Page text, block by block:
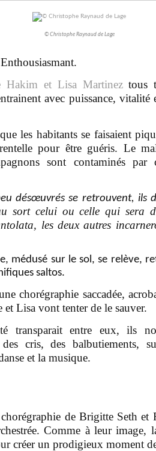
© Christophe Raynaud de Lage
Hakim et Lisa Martineztous
avec puissance, vitalité
les habitants se faisaient
pour être guéris. Le
sont contaminés par
désœuvrés se retrouvent, ils
sort celui ou celle qui sera
les deux autres
médusé sur le sol, se relève,
saltos.
chorégraphie saccadée,
et Lisa vont tenter de le sauver.
transparait entre eux, ils
cris, des balbutiements,
et la musique.
de Brigitte Seth
Comme à leur image,
créer un prodigieux moment